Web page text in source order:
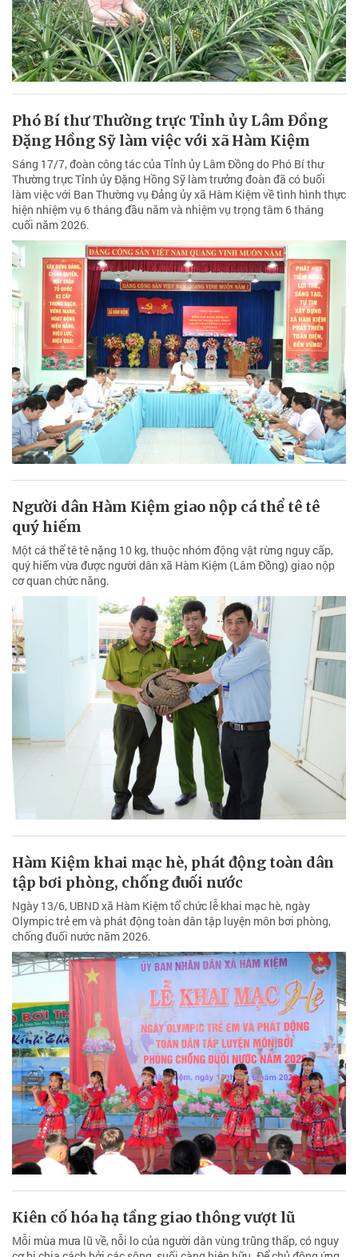
Phó Bí thư Thường trực Tỉnh ủy Lâm Đồng
Đặng Hồng Sỹ làm việc với xã Hàm Kiệm
Sáng 17/7, đoàn công tác của Tỉnh ủy Lâm Đồng do Phó Bí thư
Thường trực Tỉnh ủy Đặng Hồng Sỹ làm trưởng đoàn đã có buổi
làm việc với Ban Thường vụ Đảng ủy xã Hàm Kiệm về tình hình thực
hiện nhiệm vụ 6 tháng đầu năm và nhiệm vụ trọng tâm 6 tháng
cuối năm 2026.
Người dân Hàm Kiệm giao nộp cá thể tê tê
quý hiếm
Một cá thể tê tê nặng 10 kg, thuộc nhóm động vật rừng nguy cấp,
quý hiếm vừa được người dân xã Hàm Kiệm (Lâm Đồng) giao nộp
cơ quan chức năng.
Hàm Kiệm khai mạc hè, phát động toàn dân
tập bơi phòng, chống đuối nước
Ngày 13/6, UBND xã Hàm Kiệm tổ chức lễ khai mạc hè, ngày
Olympic trẻ em và phát động toàn dân tập luyện môn bơi phòng,
chống đuối nước năm 2026.
Kiên cố hóa hạ tầng giao thông vượt lũ
Mỗi mùa mưa lũ về, nỗi lo của người dân vùng trũng thấp, có nguy